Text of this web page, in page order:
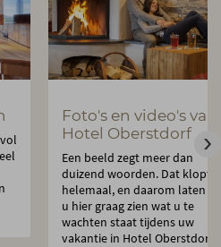
Foto's en video's van
Hotel Oberstdorf
Een beeld zegt meer dan
duizend woorden. Dat klopt
helemaal, en daarom laten
u hier graag zien wat u te
wachten staat tijdens uw
vakantie in Hotel Oberstdorf.